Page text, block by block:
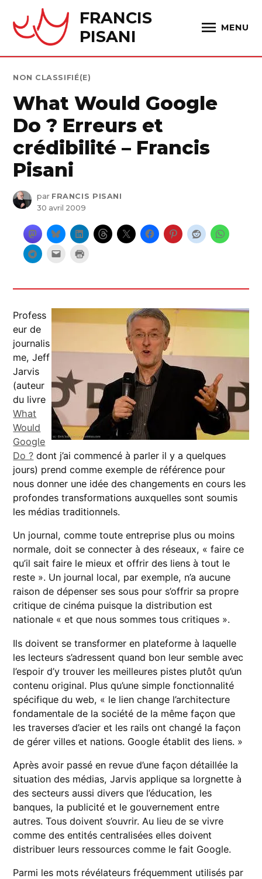
content
FRANCIS
PISANI
MENU
PUBLIÉ
NON CLASSIFIÉ(E)
What Would Google
Do ? Erreurs et
crédibilité – Francis
Pisani
par FRANCIS PISANI
30 avril 2009
Profess
eur de
journalis
me, Jeff
Jarvis
(auteur
du livre
What
Would
Google
Do ? dont j’ai commencé à parler il y a quelques
jours) prend comme exemple de référence pour
nous donner une idée des changements en cours les
profondes transformations auxquelles sont soumis
les médias traditionnels.
Un journal, comme toute entreprise plus ou moins
normale, doit se connecter à des réseaux, « faire ce
qu’il sait faire le mieux et offrir des liens à tout le
reste ». Un journal local, par exemple, n’a aucune
raison de dépenser ses sous pour s’offrir sa propre
critique de cinéma puisque la distribution est
nationale « et que nous sommes tous critiques ».
Ils doivent se transformer en plateforme à laquelle
les lecteurs s’adressent quand bon leur semble avec
l’espoir d’y trouver les meilleures pistes plutôt qu’un
contenu original. Plus qu’une simple fonctionnalité
spécifique du web, « le lien change l’architecture
fondamentale de la société de la même façon que
les traverses d’acier et les rails ont changé la façon
de gérer villes et nations. Google établit des liens. »
Après avoir passé en revue d’une façon détaillée la
situation des médias, Jarvis applique sa lorgnette à
des secteurs aussi divers que l’éducation, les
banques, la publicité et le gouvernement entre
autres. Tous doivent s’ouvrir. Au lieu de se vivre
comme des entités centralisées elles doivent
distribuer leurs ressources comme le fait Google.
Parmi les mots révélateurs fréquemment utilisés par